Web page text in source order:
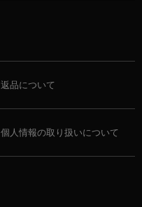
返品について
個人情報の取り扱いについて